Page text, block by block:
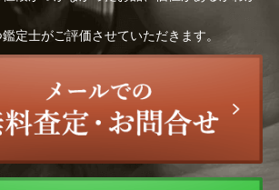
定士がご評価させていただきます。